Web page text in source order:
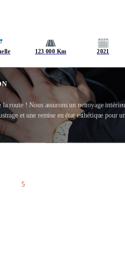
123 000 Km 2021
route ! Nous assurons un nettoyage
et une remise en état esthétique pour
5